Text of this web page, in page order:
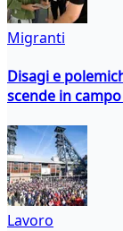
Migranti
Disagi e
scende in
Lavoro